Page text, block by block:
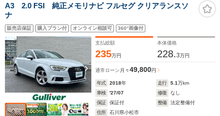
A3 2.0 FSI 純正メモリナビ フルセグ クリアランスソ
ナ
販売店保証 購入プラン付 オンライン相談可 360°画像付
支払総額
235万円
本体価格
228.3万円
通常ローン 月々49,800円
年式 2018年 走行 5.1万km
車検
'27/07 修復
なし
保証
保証付 整備
法定整備付
住所
石川県小松市